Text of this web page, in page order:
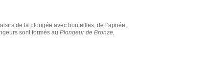
de la plongée avec bouteilles, de l’apnée,
sont formés au Plongeur de Bronze,